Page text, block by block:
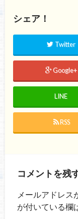
シェア！
Twitter
Google+
LINE
RSS
コメントを残
メールアドレス
が付いている欄